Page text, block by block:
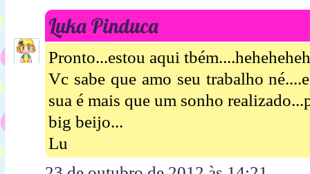
Luka Pinduca
Pronto...estou aqui
Vc sabe que amo seu trabalho
sua é mais que um sonho
big beijo...
Lu